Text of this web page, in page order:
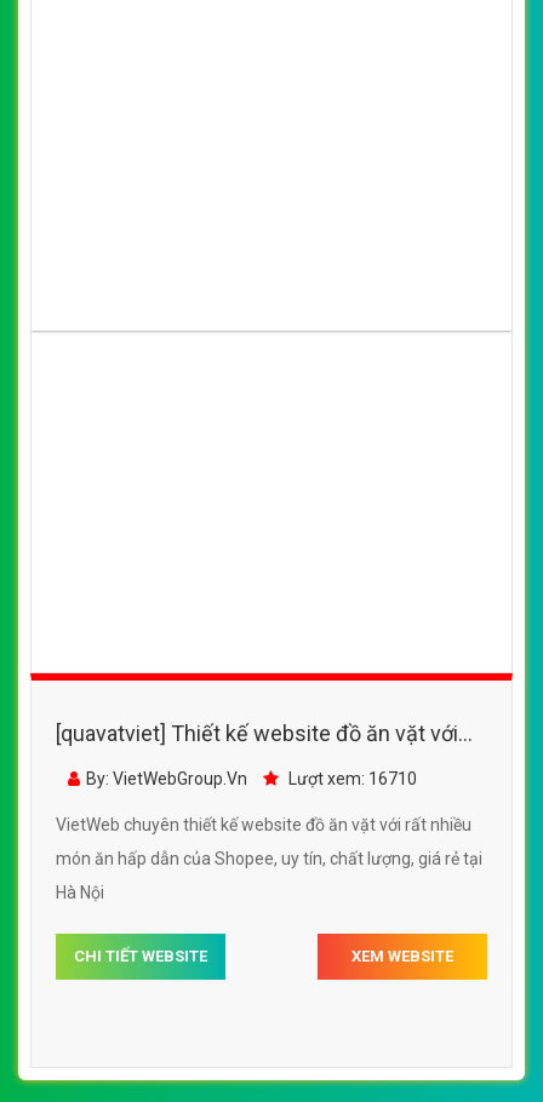
[quavatviet] Thiết kế website đồ ăn vặt với
rất nhiều món ăn hấp dẫn của Shopee
By: VietWebGroup.Vn Lượt xem: 16710
VietWeb chuyên thiết kế website đồ ăn vặt với rất nhiều
món ăn hấp dẫn của Shopee, uy tín, chất lượng, giá rẻ tại
Hà Nội
CHI TIẾT WEBSITE XEM WEBSITE